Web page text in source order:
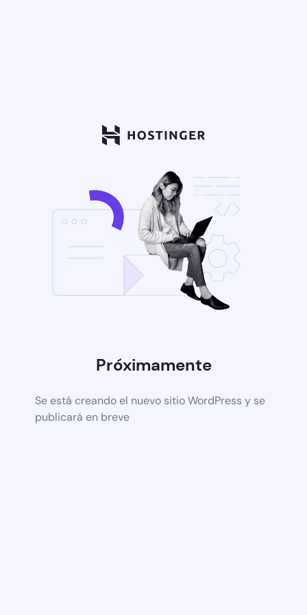
Próximamente
Se está creando el nuevo sitio WordPress y se
publicará en breve